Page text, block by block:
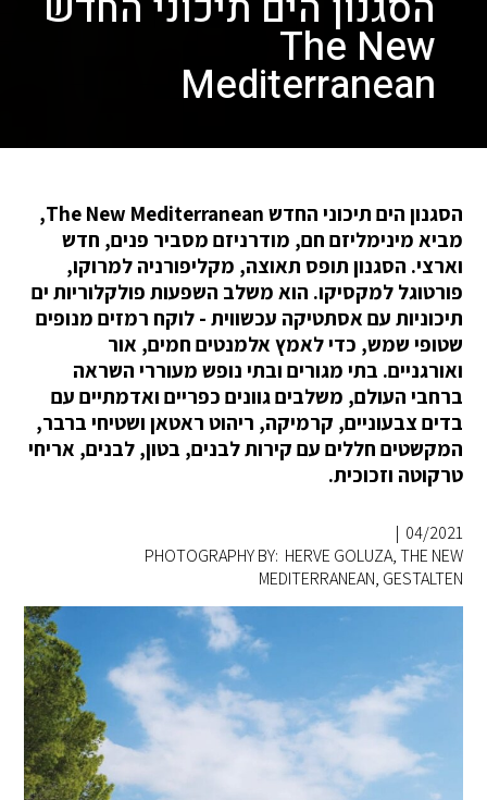
The New
Mediterranean
הסגנון הים תיכוני החדש The New Mediterranean,
מביא מינימליזם חם, מודרניזם מסביר פנים, חדש
וארצי. הסגנון תופס תאוצה, מקליפורניה למרוקו,
פורטוגל למקסיקו. הוא משלב השפעות פולקלוריות ים
תיכוניות עם אסתטיקה עכשווית - לוקח רמזים מנופים
שטופי שמש, כדי לאמץ אלמנטים חמים, אור
ואורגניים. בתי מגורים ובתי נופש מעוררי השראה
ברחבי העולם, משלבים גוונים כפריים ואדמתיים עם
בדים צבעוניים, קרמיקה, ריהוט ראטאן ושטיחי ברבר,
המקשטים חללים עם קירות לבנים, בטון, לבנים, אריחי
טרקוטה וזכוכית.
04/2021
|
PHOTOGRAPHY BY: HERVE GOLUZA, THE NEW
MEDITERRANEAN, GESTALTEN